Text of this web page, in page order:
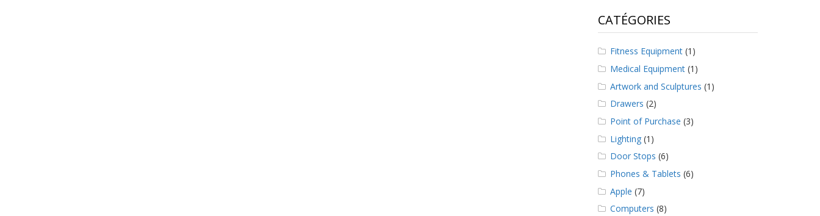
CATÉGORIES
Fitness Equipment(1)
Medical Equipment(1)
Artwork and Sculptures (1)
Drawers (2)
Point of Purchase (3)
Lighting(1)
Door Stops (6)
Phones & Tablets (6)
Apple (7)
Computers (8)